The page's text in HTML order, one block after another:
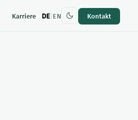
Karriere DE EN Kontakt